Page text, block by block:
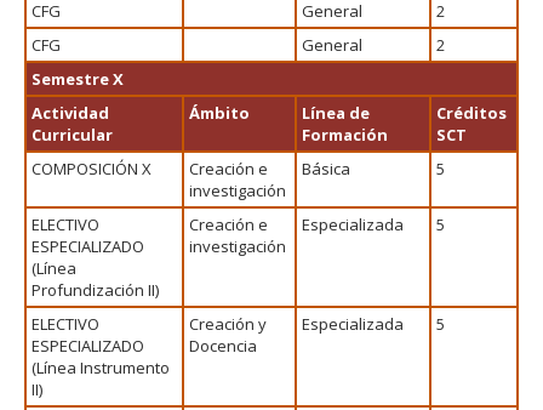
CFG General
2
CFG
General
2
Semestre X
Actividad
Curricular
Ámbito
Línea de
Formación
Créditos
SCT
COMPOSICIÓN X
Creación e
investigación
Básica 5
ELECTIVO
ESPECIALIZADO
(Línea
Profundización II)
Creación e
investigación
Especializada 5
ELECTIVO
ESPECIALIZADO
(Línea Instrumento
II)
Creación y
Docencia
Especializada 5